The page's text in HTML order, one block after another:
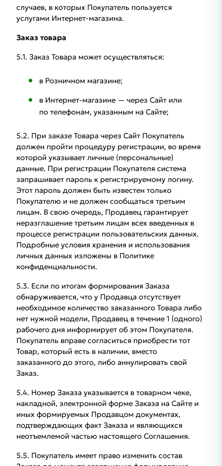
случаев, в которых Покупатель пользуется
услугами Интернет-магазина.
Заказ товара
5.1. Заказ Товара может осуществляться:
в Розничном магазине;
в Интернет-магазине — через Сайт или
по телефонам, указанным на Сайте;
5.2. При заказе Товара через Сайт Покупатель
должен пройти процедуру регистрации, во время
которой указывает личные (персональные)
данные. При регистрации Покупателя система
запрашивает пароль к регистрируемому логину.
Этот пароль должен быть известен только
Покупателю и не должен сообщаться третьим
лицам. В свою очередь, Продавец гарантирует
неразглашение третьим лицам всех введенных в
процессе регистрации пользовательских данных.
Подробные условия хранения и использования
личных данных изложены в Политике
конфиденциальности.
5.3. Если по итогам формирования Заказа
обнаруживается, что у Продавца отсутствует
необходимое количество заказанного Товара либо
нет нужной модели, Продавец в течение 1 (одного)
рабочего дня информирует об этом Покупателя.
Покупатель вправе согласиться приобрести тот
Товар, который есть в наличии, вместо
заказанного до этого, либо аннулировать свой
Заказ.
5.4. Номер Заказа указывается в товарном чеке,
накладной, электронной форме Заказа на Сайте и
иных формируемых Продавцом документах,
подтверждающих факт Заказа и являющихся
неотъемлемой частью настоящего Соглашения.
5.5. Покупатель имеет право изменить состав